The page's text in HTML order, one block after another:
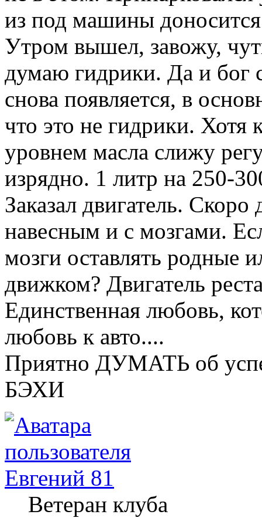
из под машины
Утром вышел, завожу,
думаю гидрики. Да и бог
снова появляется, в
что это не гидрики. Хотя
уровнем масла слижу
изрядно. 1 литр на 250-
Заказал двигатель.
навесным и с мозгами.
мозги оставлять родные
движком? Двигатель
Единственная любовь,
любовь к авто....
Приятно ДУМАТЬ об
БЭХИ
Евгений 81
Ветеран клуба